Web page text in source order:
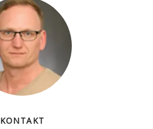
KONTAKT